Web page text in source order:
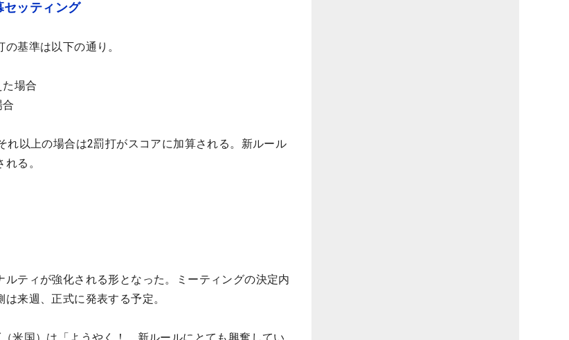
ッティング
基準は以下の通り。
場合
れ以上の場合は2罰打がスコアに加算される。新ルール
る。
ティが強化される形となった。ミーティングの決定内
来週、正式に発表する予定。